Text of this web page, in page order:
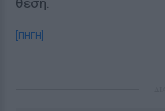
θέση.
[ΠΗΓΗ]